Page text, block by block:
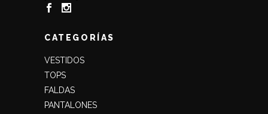
CATEGORÍAS
VESTIDOS
TOPS
FALDAS
PANTALONES